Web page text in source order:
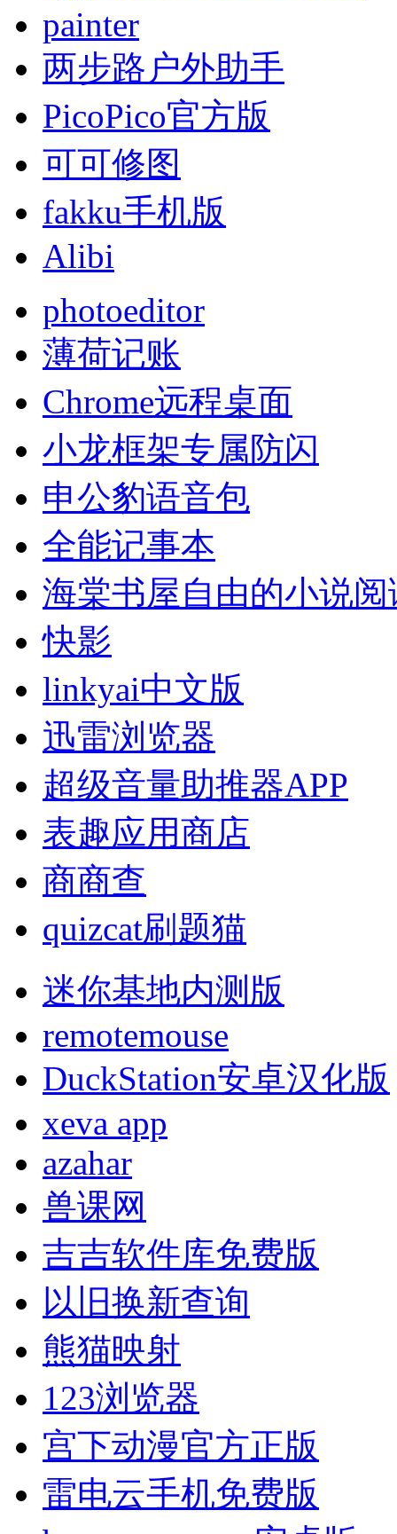
painter
两步路户外助手
PicoPico官方版
可可修图
fakku手机版
Alibi
photoeditor
薄荷记账
Chrome远程桌面
小龙框架专属防闪
申公豹语音包
全能记事本
海棠书屋自由的小说阅
快影
linkyai中文版
迅雷浏览器
超级音量助推器APP
表趣应用商店
商商查
quizcat刷题猫
迷你基地内测版
remotemouse
DuckStation安卓汉化版
xeva app
azahar
兽课网
吉吉软件库免费版
以旧换新查询
熊猫映射
123浏览器
宫下动漫官方正版
雷电云手机免费版